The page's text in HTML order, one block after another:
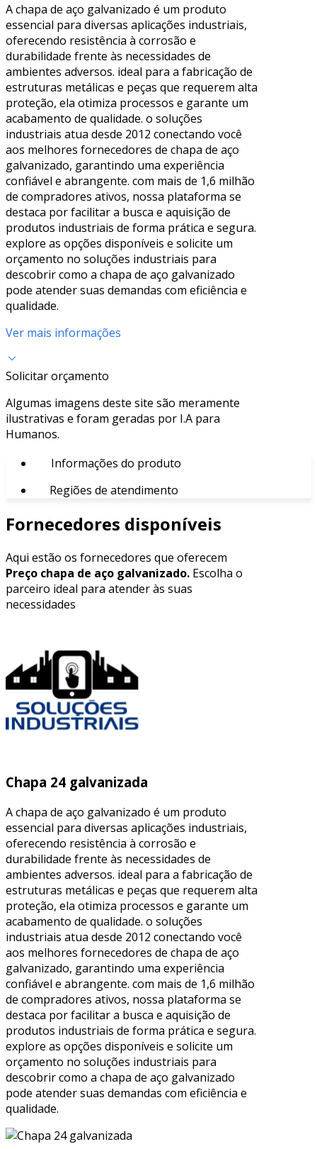
A chapa de aço galvanizado é um produto
essencial para diversas aplicações industriais,
oferecendo resistência à corrosão e
durabilidade frente às necessidades de
ambientes adversos. ideal para a fabricação de
estruturas metálicas e peças que requerem alta
proteção, ela otimiza processos e garante um
acabamento de qualidade. o soluções
industriais atua desde 2012 conectando você
aos melhores fornecedores de chapa de aço
galvanizado, garantindo uma experiência
confiável e abrangente. com mais de 1,6 milhão
de compradores ativos, nossa plataforma se
destaca por facilitar a busca e aquisição de
produtos industriais de forma prática e segura.
explore as opções disponíveis e solicite um
orçamento no soluções industriais para
descobrir como a chapa de aço galvanizado
pode atender suas demandas com eficiência e
qualidade.
Ver mais informações
Solicitar orçamento
Algumas imagens deste site são meramente
ilustrativas e foram geradas por I.A para
Humanos.
Informações do produto
Regiões de atendimento
Fornecedores disponíveis
Aqui estão os fornecedores que oferecem
Preço chapa de aço galvanizado. Escolha o
parceiro ideal para atender às suas
necessidades
Chapa 24 galvanizada
A chapa de aço galvanizado é um produto
essencial para diversas aplicações industriais,
oferecendo resistência à corrosão e
durabilidade frente às necessidades de
ambientes adversos. ideal para a fabricação de
estruturas metálicas e peças que requerem alta
proteção, ela otimiza processos e garante um
acabamento de qualidade. o soluções
industriais atua desde 2012 conectando você
aos melhores fornecedores de chapa de aço
galvanizado, garantindo uma experiência
confiável e abrangente. com mais de 1,6 milhão
de compradores ativos, nossa plataforma se
destaca por facilitar a busca e aquisição de
produtos industriais de forma prática e segura.
explore as opções disponíveis e solicite um
orçamento no soluções industriais para
descobrir como a chapa de aço galvanizado
pode atender suas demandas com eficiência e
qualidade.